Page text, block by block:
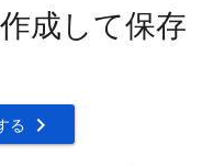
成して保存
る